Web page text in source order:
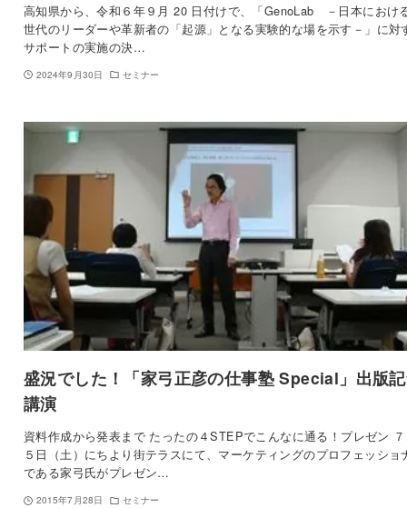
高知県から、令和６年９月 20 日付けで、「GenoLab －日本におけ
世代のリーダーや革新者の「起源」となる実験的な場を示す－」に対
サポートの実施の決…
2024年9月30日 セミナー
盛況でした！「家弓正彦の仕事塾 Special」出版
講演
資料作成から発表まで たったの４STEPでこんなに通る！プレゼン
５日（土）にちより街テラスにて、マーケティングのプロフェッショ
である家弓氏がプレゼン…
2015年7月28日 セミナー